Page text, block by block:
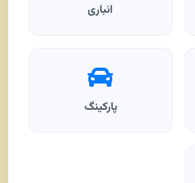
انباری
پارکینگ